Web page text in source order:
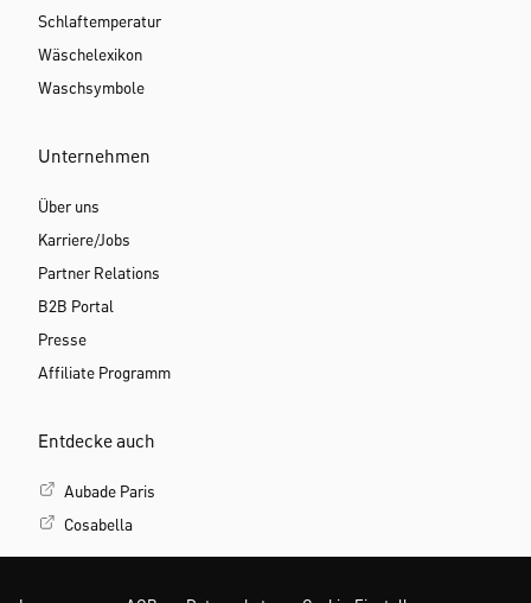
Schlaftemperatur
Wäschelexikon
Waschsymbole
Unternehmen
Über uns
Karriere/Jobs
Partner Relations
B2B Portal
Presse
Affiliate Programm
Entdecke auch
Aubade Paris
Cosabella